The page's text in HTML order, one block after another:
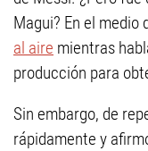
Magui? En el medio
al aire mientras
producción para
Sin embargo, de
rápidamente y